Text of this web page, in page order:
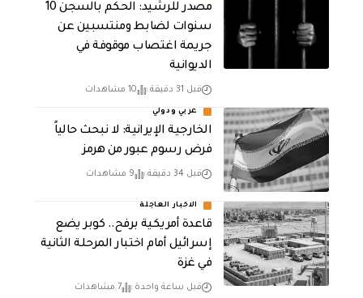
مصدر للرشيد: الحكم بالسجن 10
سنوات لضابط ومنتسبين عن
جريمة اغتصاب موقوفة في
الديوانية
قبل 31 دقيقة 10 مشاهدات
عربي ودولي
الخارجية الإيرانية: لا نبحث حالياً
فرض رسوم عبور من هرمز
قبل 34 دقيقة 9 مشاهدات
الاخبار العاجلة
قاعدة أمريكية برفح.. كوبر يضع
إسرائيل أمام اختبار المرحلة الثانية
في غزة
قبل ساعة واحدة 7 مشاهدات